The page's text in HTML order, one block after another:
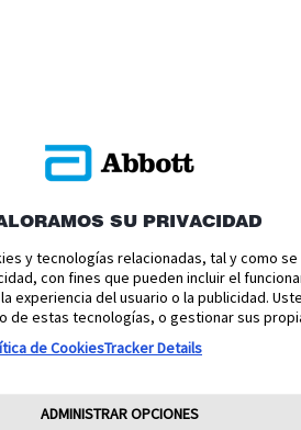
SU PRIVACIDAD
y tecnologías relacionadas, tal y como
con fines que pueden incluir el
experiencia del usuario o la publicidad.
de estas tecnologías, o gestionar sus
de CookiesTracker Details
ADMINISTRAR OPCIONES